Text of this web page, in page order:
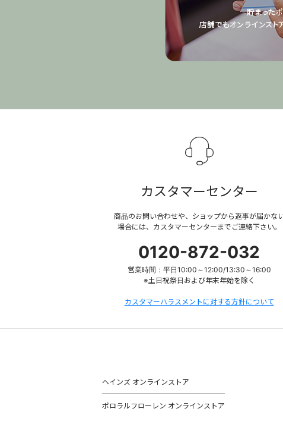
カスタマーセンター
商品のお問い合わせや、ショップから返事が届かな
場合には、カスタマーセンターまでご連絡下さい。
0120-872-032
営業時間：平日10:00～12:00/13:30～16:00
※土日祝祭日および年末年始を除く
カスタマーハラスメントに対する方針について
ヘインズ オンラインストア
ポロラルフローレン オンラインストア